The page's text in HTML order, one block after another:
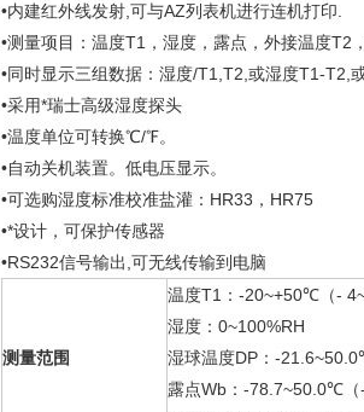
•内建红外线发射,可与AZ列表机进行连机打印.
•测量项目：温度T1，湿度，露点，外接温度T2
•同时显示三组数据：湿度/T1,T2,或湿度T1-T2,
•采用*瑞士高级湿度探头
•温度单位可转换℃/℉。
•自动关机装置。低电压显示。
•可选购湿度标准校准盐灌：HR33，HR75
•*设计，可保护传感器
•RS232信号输出,可无线传输到电脑
测量范围
温度T1 ： -20~+50℃（-
湿度： 0~100%RH
湿球温度DP ： -
露点Wb ： -78.7~50.0℃（